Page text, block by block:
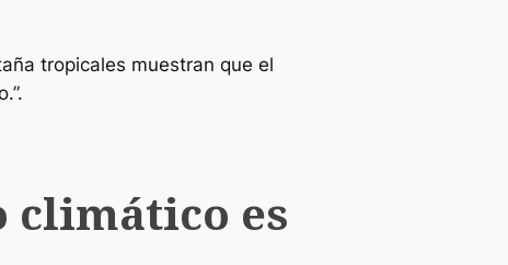
tropicales muestran que el
climático es